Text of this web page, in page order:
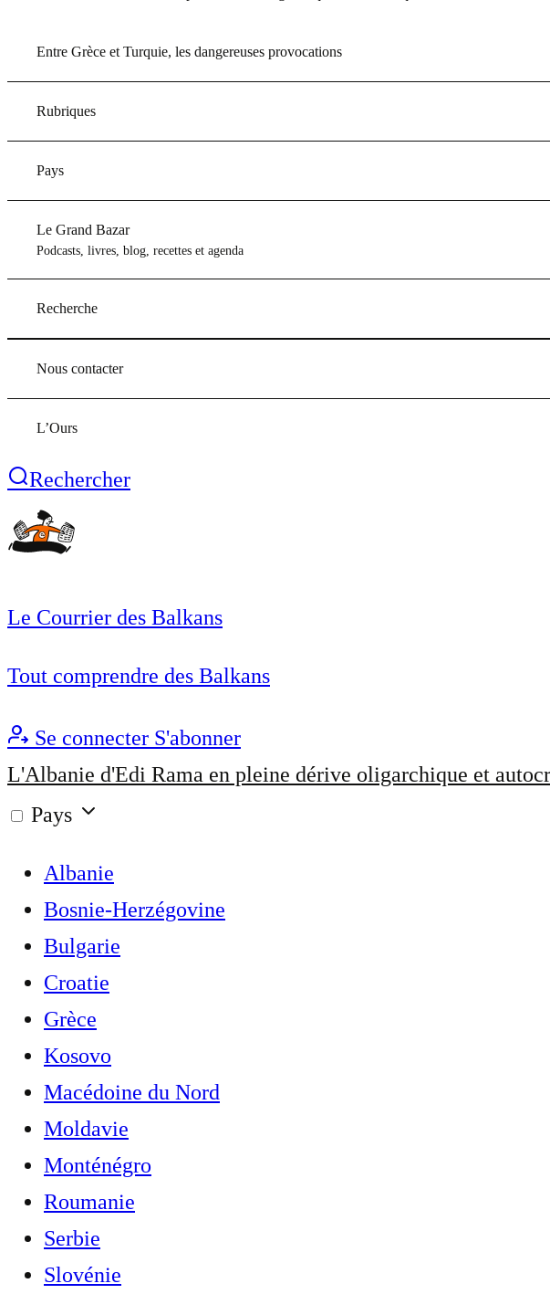
Entre Grèce et Turquie, les dangereuses provocations
Rubriques
Pays
Le Grand Bazar
Podcasts, livres, blog, recettes et agenda
Recherche
Nous contacter
L’Ours
Rechercher
Le Courrier des Balkans
Tout comprendre des Balkans
Se connecter S'abonner
L'Albanie d'Edi Rama en pleine dérive oligarchique et
Pays
Albanie
Bosnie-Herzégovine
Bulgarie
Croatie
Grèce
Kosovo
Macédoine du Nord
Moldavie
Monténégro
Roumanie
Serbie
Slovénie